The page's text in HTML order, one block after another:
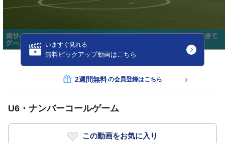
いますぐ見れる
無料ピックアップ動画はこちら
2週間無料の会員登録はこちら
U6・ナンバーコールゲーム
この動画をお気に入り